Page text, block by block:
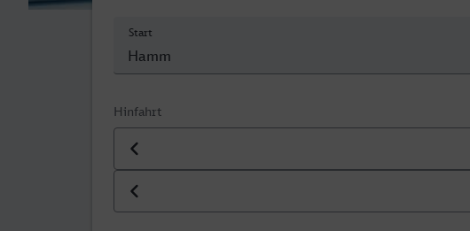
Start
Hinfahrt
Datum der Hinfahrt
Uhrzeit der Hinfahrt